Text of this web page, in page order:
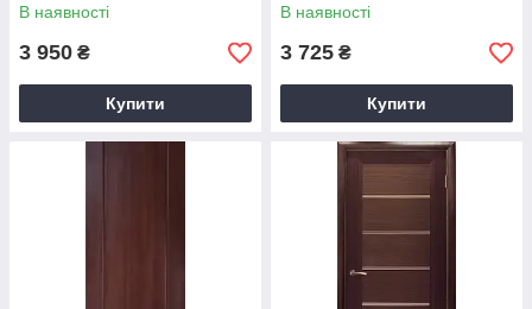
В наявності
3 950 ₴
Купити
В наявності
3 725 ₴
Купити